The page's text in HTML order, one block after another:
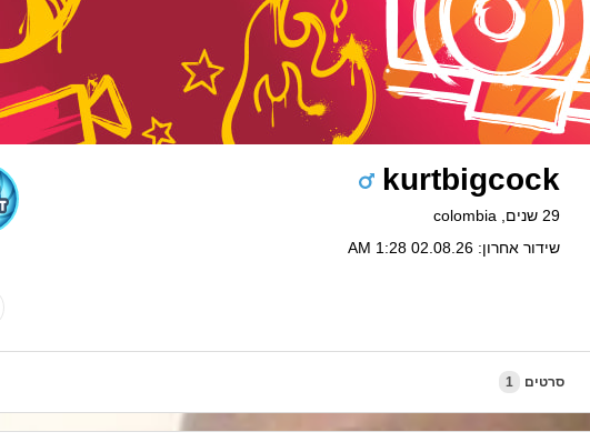
kurtbigcock
29 שנים, colombia
שידור אחרון: 02.08.26 1:28 AM
סרטים 1